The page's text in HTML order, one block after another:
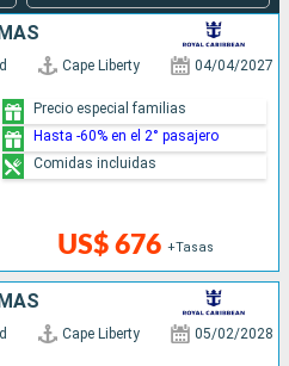
Cape Liberty 04/04/2027
US$ 676 +Tasas
Precio especial familias
Hasta -60% en el 2° pasajero
Comidas incluidas
Cape Liberty 05/02/2028